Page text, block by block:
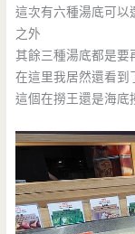
這次有六種湯底可以
之外
其餘三種湯底都是要
在這里我居然還看到
這個在撈王還是海底